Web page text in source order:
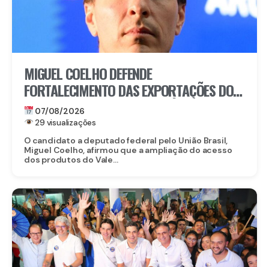
MIGUEL COELHO DEFENDE
FORTALECIMENTO DAS EXPORTAÇÕES DO
VALE DO SÃO FRANCISCO APÓS ABERTURA
DO MERCADO CHINÊS
07/08/2026
29 visualizações
O candidato a deputado federal pelo União Brasil,
Miguel Coelho, afirmou que a ampliação do acesso
dos produtos do Vale...